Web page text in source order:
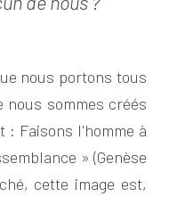
nous portons tous
nous sommes créés
: Faisons l'homme à
» (Genèse
cette image est,